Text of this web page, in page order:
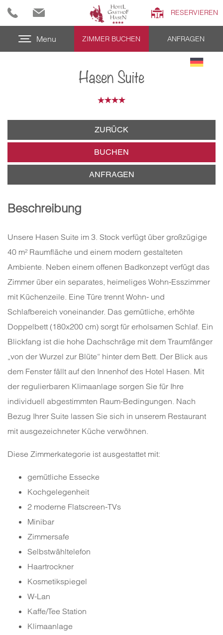
RESERVIEREN
Menu ZIMMER BUCHEN ANFRAGEN
Hasen Suite
ZURÜCK
BUCHEN
ANFRAGEN
Beschreibung
Unsere Hasen Suite im 3. Stock verfügt über großzügige
40 m² Raumfläche und einem modern gestalteten
Ambiente. Neben einem offenen Badkonzept verfügt das
Zimmer über ein separates, heimeliges Wohn-Esszimmer
mit Küchenzeile. Eine Türe trennt Wohn- und
Schlafbereich voneinander. Das gemütliche, erhöhte
Doppelbett (180x200 cm) sorgt für erholsamen Schlaf. Ein
Blickfang ist die hohe Dachschräge mit dem Traumfänger
„von der Wurzel zur Blüte“ hinter dem Bett. Der Blick aus
dem Fenster fällt auf den Innenhof des Hotel Hasen. Mit
der regulierbaren Klimaanlage sorgen Sie für Ihre
individuell abgestimmten Raum-Bedingungen. Nach
Bezug Ihrer Suite lassen Sie sich in unserem Restaurant
mit ausgezeichneter Küche verwöhnen.
Diese Zimmerkategorie ist ausgestattet mit:
gemütliche Essecke
Kochgelegenheit
2 moderne Flatscreen-TVs
Minibar
Zimmersafe
Selbstwähltelefon
Haartrockner
Kosmetikspiegel
W-Lan
Kaffe/Tee Station
Klimaanlage